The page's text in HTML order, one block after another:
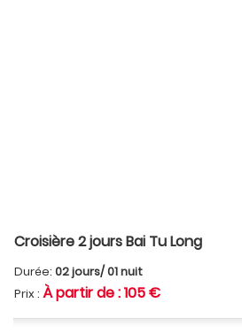
Croisière 2 jours Bai Tu Long
Durée: 02 jours/ 01 nuit
Prix : À partir de : 105 €